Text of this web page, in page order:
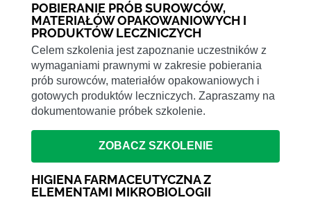
POBIERANIE PRÓB SUROWCÓW,
MATERIAŁÓW OPAKOWANIOWYCH I
PRODUKTÓW LECZNICZYCH
Celem szkolenia jest zapoznanie uczestników z
wymaganiami prawnymi w zakresie pobierania
prób surowców, materiałów opakowaniowych i
gotowych produktów leczniczych. Zapraszamy na
dokumentowanie próbek szkolenie.
ZOBACZ SZKOLENIE
HIGIENA FARMACEUTYCZNA Z
ELEMENTAMI MIKROBIOLOGII